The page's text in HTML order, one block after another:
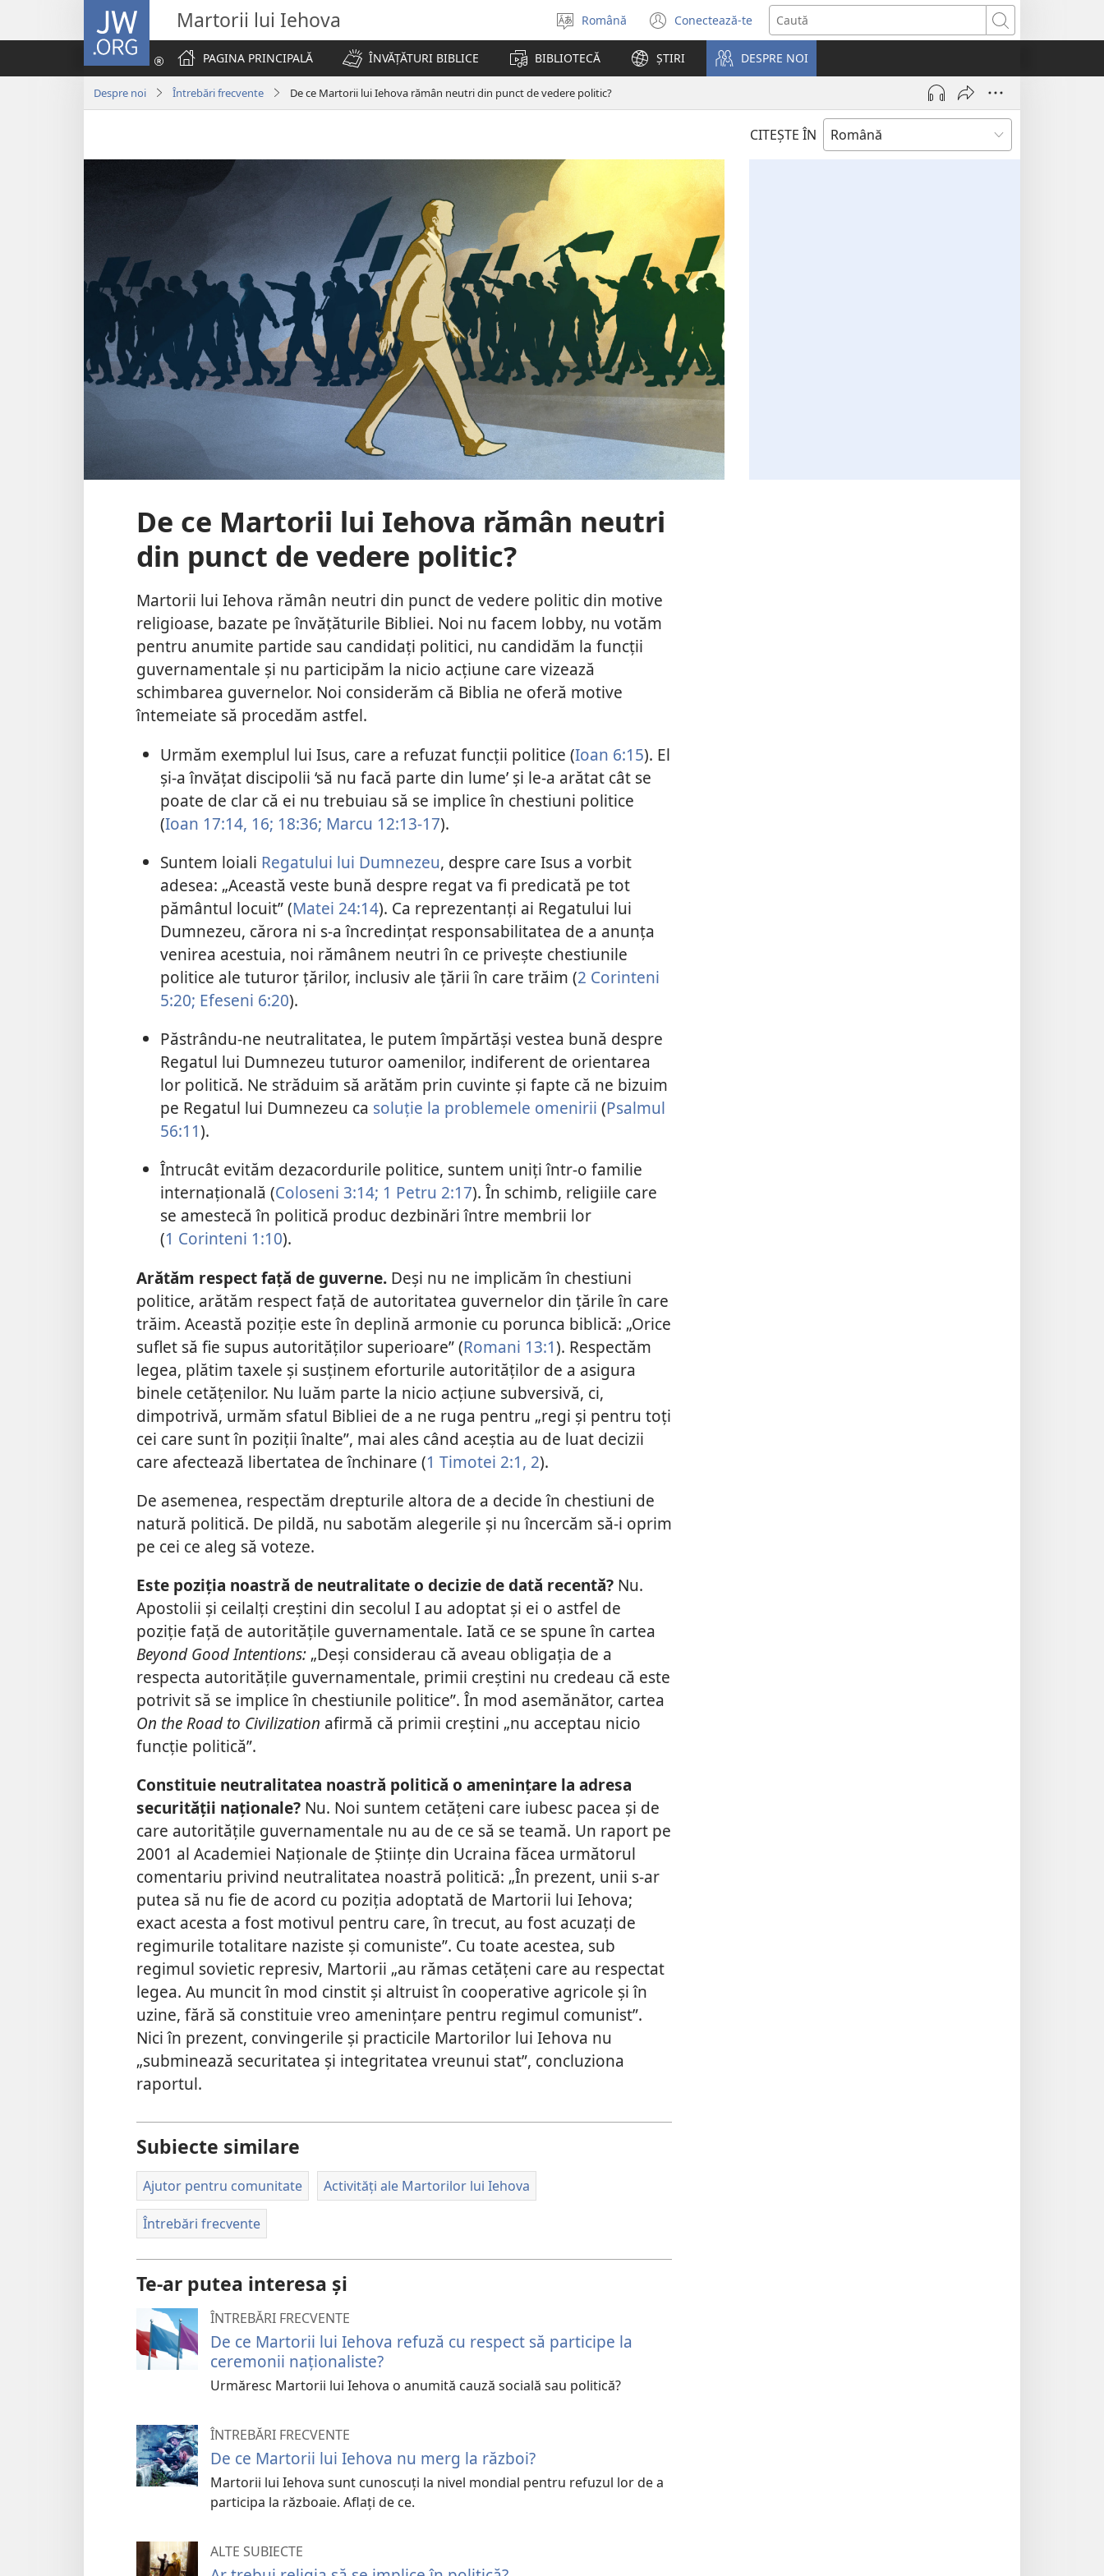
JW.ORG Martorii lui Iehova
Selectaţi
limba
Română Conectează-te
(se
deschide
fereastră
Caută
PAGINA PRINCIPALĂ
ÎNVĂȚĂTURI BIBLICE BIBLIOTECĂ ȘTIRI DESPRE NOI
Despre noi Întrebări frecvente De ce Martorii lui Iehova rămân neutri din punct de vedere politic?
CITEŞTE ÎN
De ce Martorii lui Iehova rămân neutri
din punct de vedere politic?
Martorii lui Iehova rămân neutri din punct de vedere politic din motive
religioase, bazate pe învățăturile Bibliei. Noi nu facem lobby, nu votăm
pentru anumite partide sau candidați politici, nu candidăm la funcții
guvernamentale și nu participăm la nicio acțiune care vizează
schimbarea guvernelor. Noi considerăm că Biblia ne oferă motive
întemeiate să procedăm astfel.
Urmăm exemplul lui Isus, care a refuzat funcții politice (Ioan 6:15). El
și-a învățat discipolii ‘să nu facă parte din lume’ și le-a arătat cât se
poate de clar că ei nu trebuiau să se implice în chestiuni politice
(Ioan 17:14, 16; 18:36; Marcu 12:13-17).
Suntem loiali Regatului lui Dumnezeu, despre care Isus a vorbit
adesea: „Această veste bună despre regat va fi predicată pe tot
pământul locuit” (Matei 24:14). Ca reprezentanți ai Regatului lui
Dumnezeu, cărora ni s-a încredințat responsabilitatea de a anunța
venirea acestuia, noi rămânem neutri în ce privește chestiunile
politice ale tuturor țărilor, inclusiv ale țării în care trăim (2 Corinteni
5:20; Efeseni 6:20).
Păstrându-ne neutralitatea, le putem împărtăși vestea bună despre
Regatul lui Dumnezeu tuturor oamenilor, indiferent de orientarea
lor politică. Ne străduim să arătăm prin cuvinte și fapte că ne bizuim
pe Regatul lui Dumnezeu ca soluție la problemele omenirii (Psalmul
56:11).
Întrucât evităm dezacordurile politice, suntem uniți într-o familie
internațională (Coloseni 3:14; 1 Petru 2:17). În schimb, religiile care
se amestecă în politică produc dezbinări între membrii lor
(1 Corinteni 1:10).
Arătăm respect față de guverne. Deși nu ne implicăm în chestiuni
politice, arătăm respect față de autoritatea guvernelor din țările în care
trăim. Această poziție este în deplină armonie cu porunca biblică: „Orice
suflet să fie supus autorităților superioare” (Romani 13:1). Respectăm
legea, plătim taxele și susținem eforturile autorităților de a asigura
binele cetățenilor. Nu luăm parte la nicio acțiune subversivă, ci,
dimpotrivă, urmăm sfatul Bibliei de a ne ruga pentru „regi și pentru toți
cei care sunt în poziții înalte”, mai ales când aceștia au de luat decizii
care afectează libertatea de închinare (1 Timotei 2:1, 2).
De asemenea, respectăm drepturile altora de a decide în chestiuni de
natură politică. De pildă, nu sabotăm alegerile și nu încercăm să-i oprim
pe cei ce aleg să voteze.
Este poziția noastră de neutralitate o decizie de dată recentă? Nu.
Apostolii și ceilalți creștini din secolul I au adoptat și ei o astfel de
poziție față de autoritățile guvernamentale. Iată ce se spune în cartea
Beyond Good Intentions: „Deși considerau că aveau obligația de a
respecta autoritățile guvernamentale, primii creștini nu credeau că este
potrivit să se implice în chestiunile politice”. În mod asemănător, cartea
On the Road to Civilization afirmă că primii creștini „nu acceptau nicio
funcție politică”.
Constituie neutralitatea noastră politică o amenințare la adresa
securității naționale? Nu. Noi suntem cetățeni care iubesc pacea și de
care autoritățile guvernamentale nu au de ce să se teamă. Un raport pe
2001 al Academiei Naționale de Științe din Ucraina făcea următorul
comentariu privind neutralitatea noastră politică: „În prezent, unii s-ar
putea să nu fie de acord cu poziția adoptată de Martorii lui Iehova;
exact acesta a fost motivul pentru care, în trecut, au fost acuzați de
regimurile totalitare naziste și comuniste”. Cu toate acestea, sub
regimul sovietic represiv, Martorii „au rămas cetățeni care au respectat
legea. Au muncit în mod cinstit și altruist în cooperative agricole și în
uzine, fără să constituie vreo amenințare pentru regimul comunist”.
Nici în prezent, convingerile și practicile Martorilor lui Iehova nu
„subminează securitatea și integritatea vreunui stat”, concluziona
raportul.
Subiecte similare
Ajutor pentru comunitate Activități ale Martorilor lui Iehova
Întrebări frecvente
Te-ar putea interesa și
ÎNTREBĂRI FRECVENTE
De ce Martorii lui Iehova refuză cu respect să participe la
ceremonii naționaliste?
Urmăresc Martorii lui Iehova o anumită cauză socială sau politică?
ÎNTREBĂRI FRECVENTE
De ce Martorii lui Iehova nu merg la război?
Martorii lui Iehova sunt cunoscuți la nivel mondial pentru refuzul lor de a
participa la războaie. Aflați de ce.
ALTE SUBIECTE